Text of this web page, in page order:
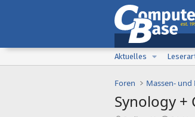
Aktuelles
Foren Massen-
Synology +